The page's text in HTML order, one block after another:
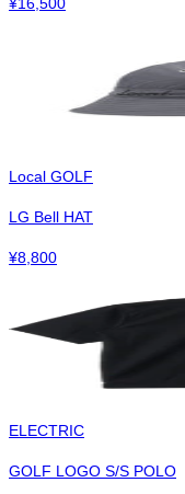
¥16,500
Local GOLF
LG Bell HAT
¥8,800
ELECTRIC
GOLF LOGO S/S POLO